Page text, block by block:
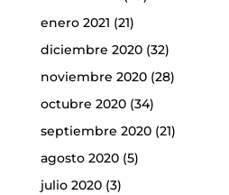
enero 2021 (21)
diciembre 2020(32)
noviembre 2020(28)
octubre 2020(34)
septiembre 2020(21)
agosto 2020(5)
julio 2020(3)